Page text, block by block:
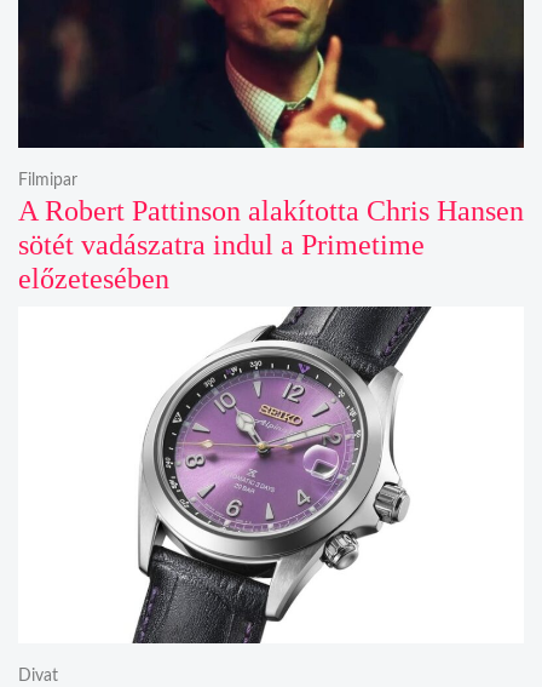
A Robert Pattinson alakította Chris Hansen
sötét vadászatra indul a Primetime
előzetesében
Filmipar
Divat